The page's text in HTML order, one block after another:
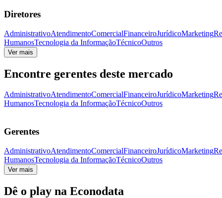
Diretores
AdministrativoAtendimentoComercialFinanceiroJurídicoMarketing
HumanosTecnologia da InformaçãoTécnicoOutros
Ver mais
Encontre gerentes deste mercado
AdministrativoAtendimentoComercialFinanceiroJurídicoMarketing
HumanosTecnologia da InformaçãoTécnicoOutros
Gerentes
AdministrativoAtendimentoComercialFinanceiroJurídicoMarketing
HumanosTecnologia da InformaçãoTécnicoOutros
Ver mais
Dê o play na Econodata